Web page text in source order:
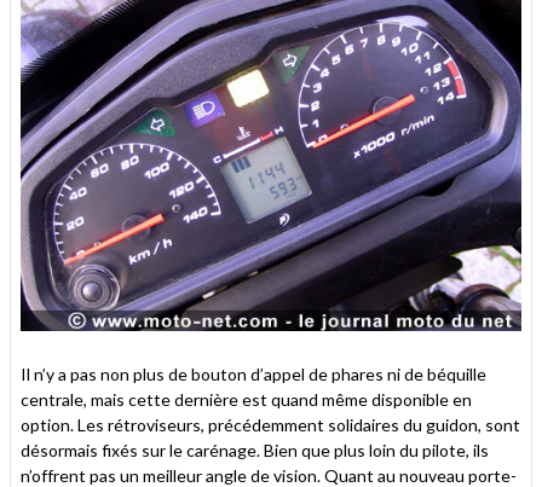
Il n’y a pas non plus de bouton d’appel de phares ni de béquille
centrale, mais cette dernière est quand même disponible en
option. Les rétroviseurs, précédemment solidaires du guidon, sont
désormais fixés sur le carénage. Bien que plus loin du pilote, ils
n’offrent pas un meilleur angle de vision. Quant au nouveau porte-